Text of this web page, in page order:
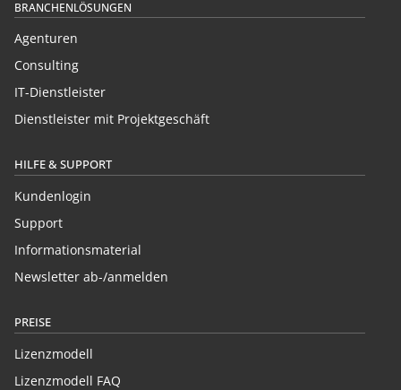
BRANCHENLÖSUNGEN
Agenturen
Consulting
IT-Dienstleister
Dienstleister mit Projektgeschäft
HILFE & SUPPORT
Kundenlogin
Support
Informationsmaterial
Newsletter ab-/anmelden
PREISE
Lizenzmodell
Lizenzmodell FAQ